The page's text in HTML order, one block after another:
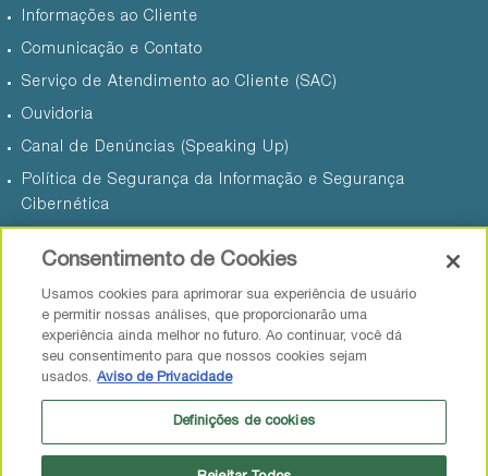
Informações ao Cliente
Comunicação e Contato
Serviço de Atendimento ao Cliente (SAC)
Ouvidoria
Canal de Denúncias (Speaking Up)
Política de Segurança da Informação e Segurança
Cibernética
Aviso de Privacidade
Código de Conduta do Fornecedor
English Portuguese
Consentimento de Cookies
Usamos cookies para aprimorar sua experiência de usuário
e permitir nossas análises, que proporcionarão uma
experiência ainda melhor no futuro. Ao continuar, você dá
seu consentimento para que nossos cookies sejam
usados. Aviso de Privacidade
Definições de cookies